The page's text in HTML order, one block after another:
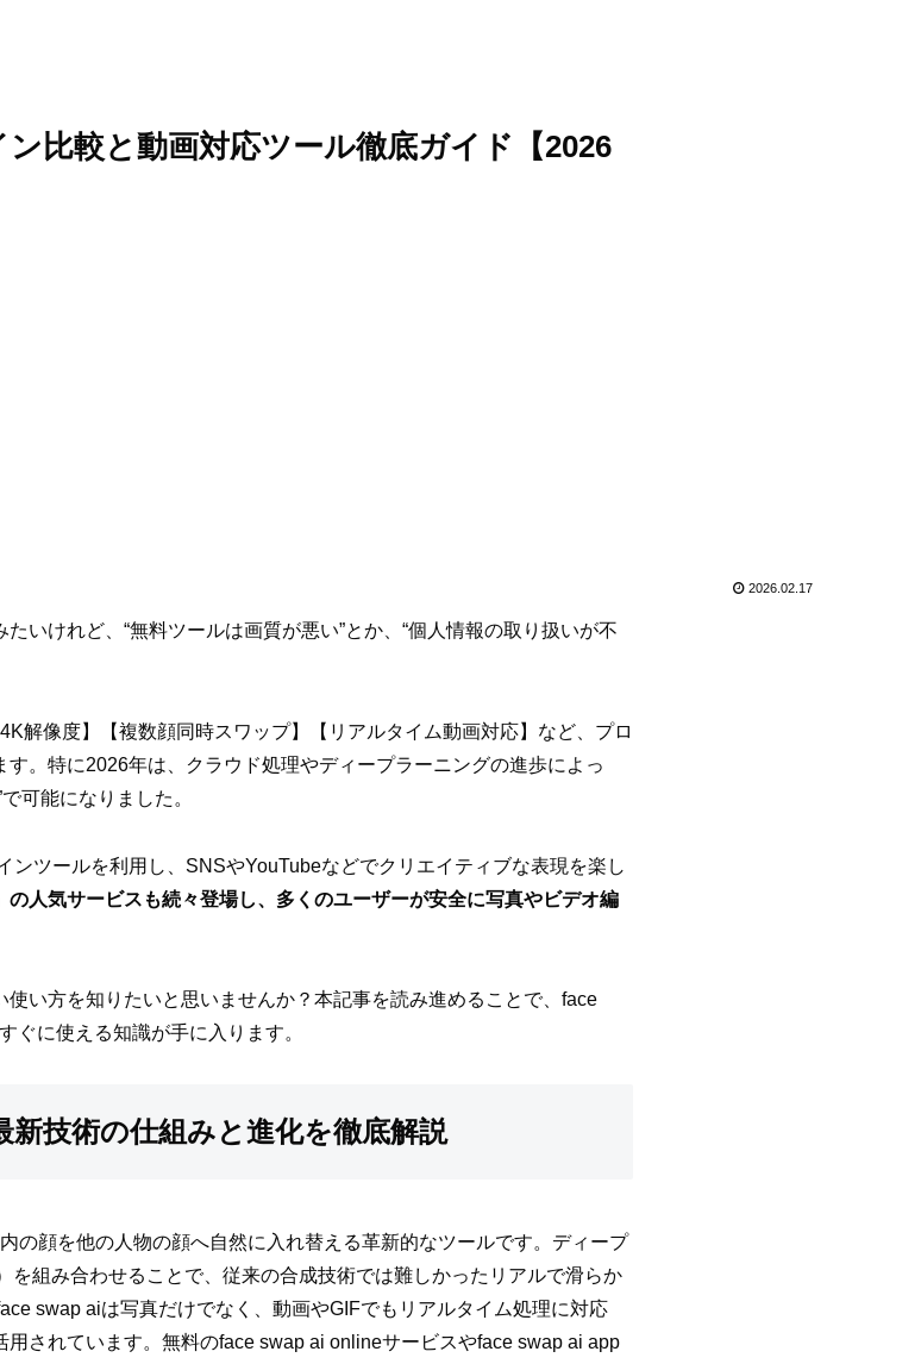
比較と動画対応ツール徹底ガイド【2026
2026.02.17
いけれど、“無料ツールは画質が悪い”とか、“個人情報の取り扱いが不
解像度】【複数顔同時スワップ】【リアルタイム動画対応】など、プロ
。特に2026年は、クラウド処理やディープラーニングの進歩によっ
可能になりました。
ンツールを利用し、SNSやYouTubeなどでクリエイティブな表現を楽し
の人気サービスも続々登場し、多くのユーザーが安全に写真やビデオ編
い方を知りたいと思いませんか？本記事を読み進めることで、face
ぐに使える知識が手に入ります。
技術の仕組みと進化を徹底解説
の顔を他の人物の顔へ自然に入れ替える革新的なツールです。ディープ
を組み合わせることで、従来の合成技術では難しかったリアルで滑らか
swap aiは写真だけでなく、動画やGIFでもリアルタイム処理に対応
されています。無料のface swap ai onlineサービスやface swap ai app